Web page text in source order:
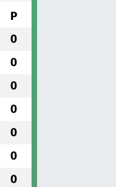
P
0
0
0
0
0
0
0